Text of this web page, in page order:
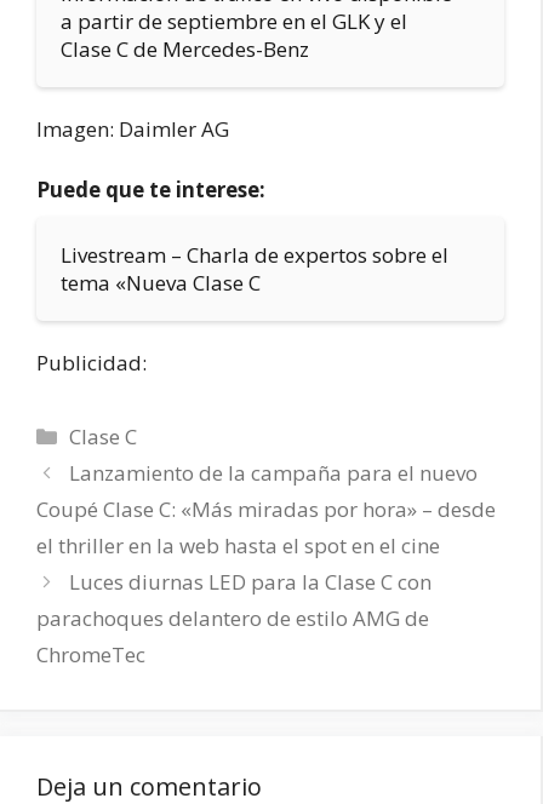
a partir de septiembre en el GLK y el
Clase C de Mercedes-Benz
Imagen: Daimler AG
Puede que te interese:
Livestream – Charla de expertos sobre el
tema «Nueva Clase C
Publicidad:
Categorías
Clase C
Lanzamiento de la campaña para el nuevo
Coupé Clase C: «Más miradas por hora» – desde
el thriller en la web hasta el spot en el cine
Luces diurnas LED para la Clase C con
parachoques delantero de estilo AMG de
ChromeTec
Deja un comentario